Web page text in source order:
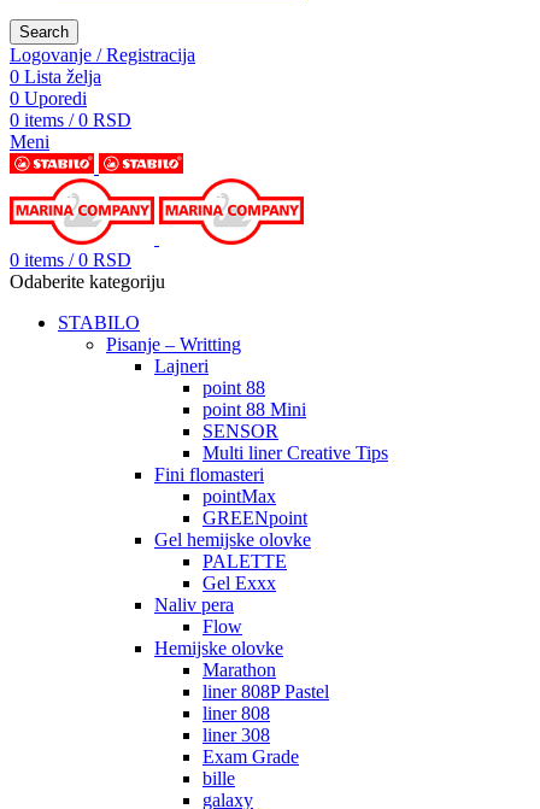
Search
Logovanje / Registracija
0 Lista želja
0 Uporedi
0 items / 0 RSD
Meni
0 items / 0 RSD
Odaberite kategoriju
STABILO
Pisanje – Writting
Lajneri
point 88
point 88 Mini
SENSOR
Multi liner Creative Tips
Fini flomasteri
pointMax
GREENpoint
Gel hemijske olovke
PALETTE
Gel Exxx
Naliv pera
Flow
Hemijske olovke
Marathon
liner 808P Pastel
liner 808
liner 308
Exam Grade
bille
galaxy